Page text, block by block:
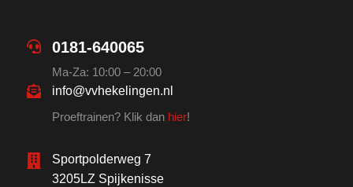
0181-640065
Ma-Za: 10:00 – 20:00
info@vvhekelingen.nl
Proeftrainen? Klik dan hier!
Sportpolderweg 7
3205LZ Spijkenisse